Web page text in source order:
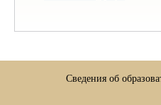
Сведения об